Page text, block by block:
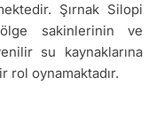
Şırnak Silopi
sakinlerinin ve
su kaynaklarına
rol oynamaktadır.